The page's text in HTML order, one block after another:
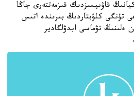
قاۋىپسىزدىك قىزمەتتەرى جاڭا
تۇنگى كلۋبتاردىڭ بىرىندە اتىس
ەلىنىڭ تۋماسى ابدۋلگادير